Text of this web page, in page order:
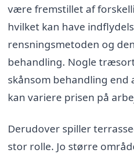
være fremstillet af
hvilket kan have
rensningsmetoden og
behandling. Nogle
skånsom behandling end
kan variere prisen på
Derudover spiller
stor rolle. Jo større